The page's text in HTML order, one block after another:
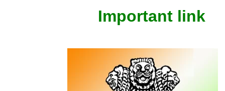
Important link